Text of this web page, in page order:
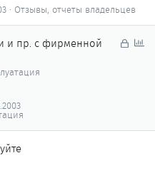
я
Отзывы, отчеты владельцев
З
О
и пр. с фирменной